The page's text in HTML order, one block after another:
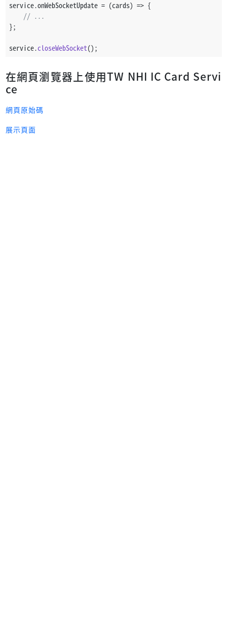
service.onWebSocketUpdate = (cards) => {
// ...
};
service.closeWebSocket();
在網頁瀏覽器上使用TW NHI IC Card Servi
ce
網頁原始碼
展示頁面